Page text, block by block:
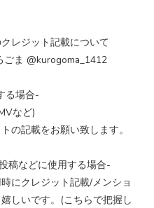
レジット記載について
ま @kurogoma_1412
る場合-
など)
の記載をお願い致します。
稿などに使用する場合-
にクレジット記載/メンショ
しいです。(こちらで把握し